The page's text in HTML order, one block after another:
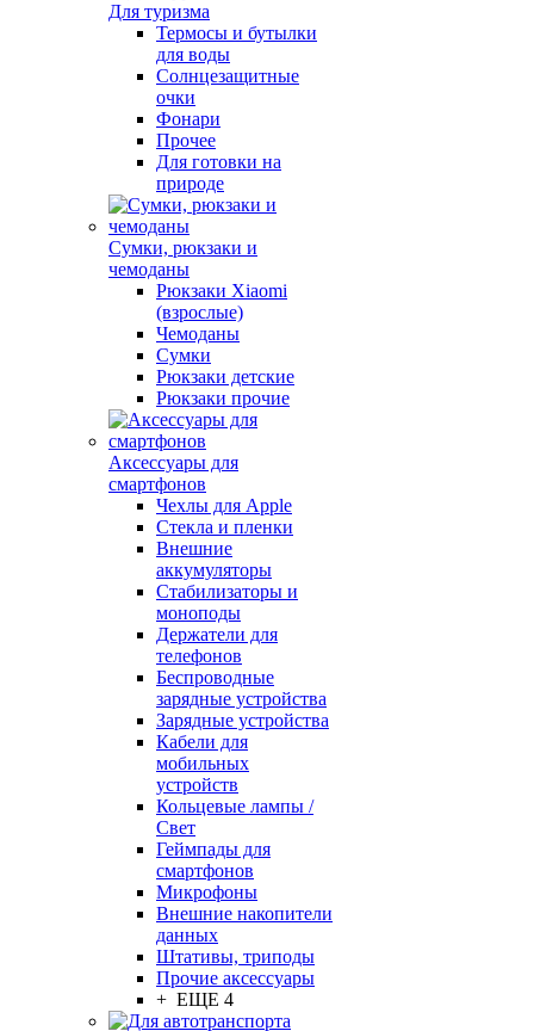
Для туризма
Термосы и бутылки
для воды
Солнцезащитные
очки
Фонари
Прочее
Для готовки на
природе
Сумки, рюкзаки и
чемоданы
Рюкзаки Xiaomi
(взрослые)
Чемоданы
Сумки
Рюкзаки детские
Рюкзаки прочие
Аксессуары для
смартфонов
Чехлы для Apple
Стекла и пленки
Внешние
аккумуляторы
Стабилизаторы и
моноподы
Держатели для
телефонов
Беспроводные
зарядные устройства
Зарядные устройства
Кабели для
мобильных
устройств
Кольцевые лампы /
Свет
Геймпады для
смартфонов
Микрофоны
Внешние накопители
данных
Штативы, триподы
Прочие аксессуары
+ ЕЩЕ 4